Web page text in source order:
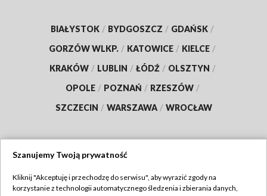
BIAŁYSTOK / BYDGOSZCZ / GDAŃSK /
GORZÓW WLKP. / KATOWICE / KIELCE /
KRAKÓW / LUBLIN / ŁÓDŹ / OLSZTYN /
OPOLE / POZNAŃ / RZESZÓW /
SZCZECIN / WARSZAWA / WROCŁAW
TVP
Szanujemy Twoją prywatność
Kliknij "Akceptuję i przechodzę do serwisu", aby wyrazić zgody na
korzystanie z technologii automatycznego śledzenia i zbierania danych,